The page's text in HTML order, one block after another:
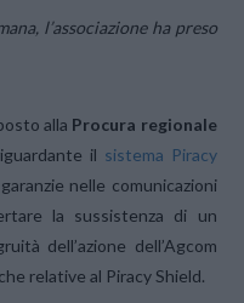
l’associazione ha preso
alla Procura regionale
il sistema Piracy
nelle comunicazioni
la sussistenza di un
dell’azione dell’Agcom
relative al Piracy Shield.